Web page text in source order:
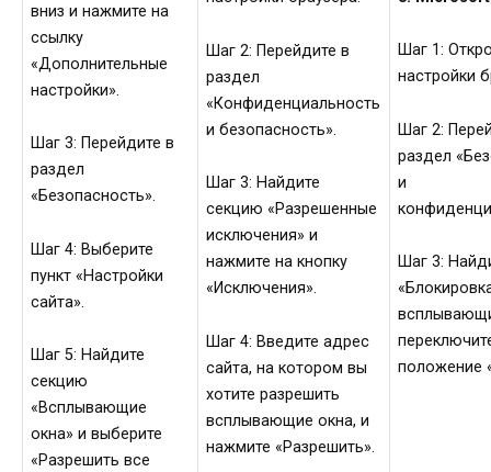
вниз и нажмите на
ссылку
«Дополнительные
настройки».
Шаг 3: Перейдите в
раздел
«Безопасность».
Шаг 4: Выберите
пункт «Настройки
сайта».
Шаг 5: Найдите
секцию
«Всплывающие
окна» и выберите
«Разрешить все
Шаг 2: Перейдите в
раздел
«Конфиденциальность
и безопасность».
Шаг 3: Найдите
секцию «Разрешенные
исключения» и
нажмите на кнопку
«Исключения».
Шаг 4: Введите адрес
сайта, на котором вы
хотите разрешить
всплывающие окна, и
нажмите «Разрешить».
Шаг 1:
настройки
Шаг 2:
раздел
и
Шаг 3:
положение